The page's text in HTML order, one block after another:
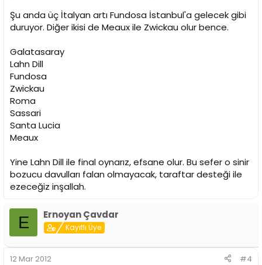
Şu anda üç İtalyan artı Fundosa İstanbul'a gelecek gibi
duruyor. Diğer ikisi de Meaux ile Zwickau olur bence.
Galatasaray
Lahn Dill
Fundosa
Zwickau
Roma
Sassari
Santa Lucia
Meaux
Yine Lahn Dill ile final oynarız, efsane olur. Bu sefer o sinir
bozucu davulları falan olmayacak, taraftar desteği ile
ezeceğiz inşallah.
E Ernoyan Çavdar
Kayıtlı Üye
12 Mar 2012 #4